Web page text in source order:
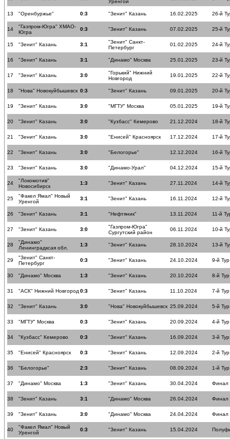
Уренгой
13 "Оренбуржье" 0:3 "Зенит" Казань 16.02.2025 26-й
14
"Газпром-Югра" ХМАО-
Югра
0:3 "Зенит" Казань 07.02.2025 25-й
15 "Зенит" Казань 3:1
"Зенит" Санкт-
Петербург
01.02.2025 24-й
16 "Зенит" Казань 3:1 "Динамо" Москва 25.01.2025 23-й
17 "Зенит" Казань 3:0
"Горький" Нижний
Новгород
19.01.2025 22-й
18 "Нова" Новокуйбышевск 0:3 "Зенит" Казань 09.01.2025 20-й
19 "Зенит" Казань 3:0 "МГТУ" Москва 05.01.2025 19-й
20 "Зенит" Казань 3:0 "Кузбасс" Кемерово 21.12.2024 18-й
21 "Зенит" Казань 3:0 "Енисей" Красноярск 17.12.2024 17-й
22 "Зенит" Казань 3:0 "Белогорье" 12.12.2024 16-й
23 "Зенит" Казань 3:0 "Динамо-Урал" 04.12.2024 15-й
24
"Локомотив"
Новосибирск
1:3 "Зенит" Казань 27.11.2024 14-й
25
"Факел Ямал" Новый
Уренгой
3:1 "Зенит" Казань 16.11.2024 12-й
26 "Зенит" Казань 3:1 "Нефтяник" 13.11.2024 11-й
27 "Зенит" Казань 3:0
"Газпром-Югра"
Сургутский район
06.11.2024 10-й
28
"Динамо"
Ленинградксая обл.
1:3 "Зенит" Казань 28.10.2024 13-й
29
"Зенит" Санкт-
Петербург
0:3 "Зенит" Казань 24.10.2024 9-й Тур
30 "Динамо" Москва 1:3 "Зенит" Казань 20.10.2024 8-й Тур
31 "АСК" Нижний Новгород 0:3 "Зенит" Казань 11.10.2024 7-й Тур
32 "Зенит" Казань 3:0 "Нова" Новокуйбышевск 25.09.2024 5-й Тур
33 "МГТУ" Москва 0:3 "Зенит" Казань 20.09.2024 4-й Тур
34 "Кузбасс" Кемерово 0:3 "Зенит" Казань 16.09.2024 3-й Тур
35 "Енисей" Красноярск 0:3 "Зенит" Казань 12.09.2024 2-й Тур
36 "Белогорье" 2:3 "Зенит" Казань 08.09.2024 1-й Тур
37 "Динамо" Москва 1:3 "Зенит" Казань 30.04.2024 Финал
38 "Зенит" Казань 3:1 "Динамо" Москва 26.04.2024 Финал
39 "Зенит" Казань 3:0 "Динамо" Москва 24.04.2024 Финал
40
"Факел Ямал" Новый
Уренгой
0:3 "Зенит" Казань 15.04.2024